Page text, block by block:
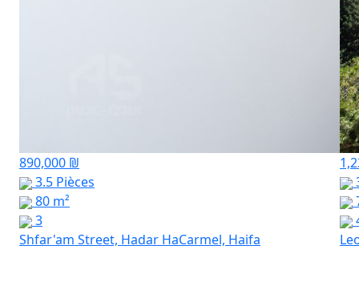
890,000 ₪
3.5 Pièces
80 m²
3
Shfar'am Street, Hadar HaCarmel, Haifa